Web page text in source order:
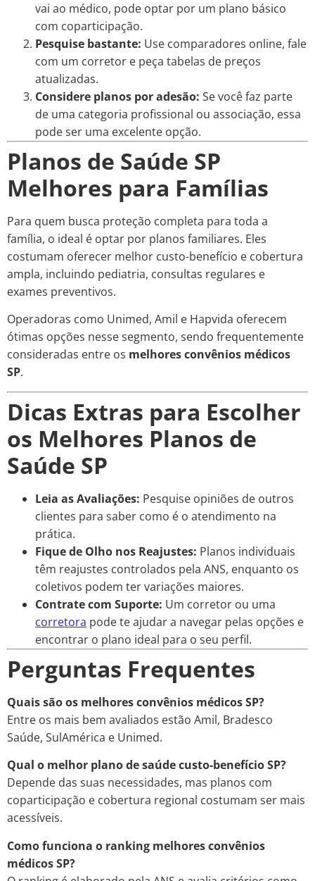
vai ao médico, pode optar por um plano básico
com coparticipação.
Pesquise bastante: Use comparadores online, fale
com um corretor e peça tabelas de preços
atualizadas.
Considere planos por adesão: Se você faz parte
de uma categoria profissional ou associação, essa
pode ser uma excelente opção.
Planos de Saúde SP
Melhores para Famílias
Para quem busca proteção completa para toda a
família, o ideal é optar por planos familiares. Eles
costumam oferecer melhor custo-benefício e cobertura
ampla, incluindo pediatria, consultas regulares e
exames preventivos.
Operadoras como Unimed, Amil e Hapvida oferecem
ótimas opções nesse segmento, sendo frequentemente
consideradas entre os melhores convênios médicos
SP.
Dicas Extras para Escolher
os Melhores Planos de
Saúde SP
Leia as Avaliações: Pesquise opiniões de outros
clientes para saber como é o atendimento na
prática.
Fique de Olho nos Reajustes: Planos individuais
têm reajustes controlados pela ANS, enquanto os
coletivos podem ter variações maiores.
Contrate com Suporte: Um corretor ou uma
corretora pode te ajudar a navegar pelas opções e
encontrar o plano ideal para o seu perfil.
Perguntas Frequentes
Quais são os melhores convênios médicos SP?
Entre os mais bem avaliados estão Amil, Bradesco
Saúde, SulAmérica e Unimed.
Qual o melhor plano de saúde custo-benefício SP?
Depende das suas necessidades, mas planos com
coparticipação e cobertura regional costumam ser mais
acessíveis.
Como funciona o ranking melhores convênios
médicos SP?